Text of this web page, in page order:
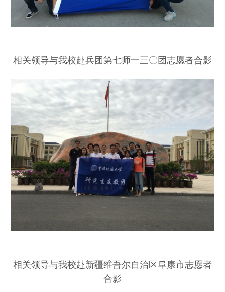
相关领导与我校赴兵团第七师一三〇团志愿者合影
相关领导与我校赴新疆维吾尔自治区阜康市志愿者
合影